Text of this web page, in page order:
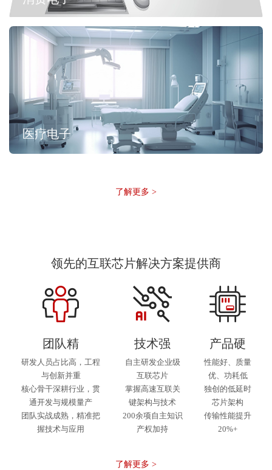
医疗电子
了解更多 >
领先的互联芯片解决方案提供商
团队精
研发人员占比高，工程
与创新并重
核心骨干深耕行业，贯
通开发与规模量产
团队实战成熟，精准把
握技术与应用
技术强
自主研发企业级
互联芯片
掌握高速互联关
键架构与技术
200余项自主知识
产权加持
产品硬
性能好、质量
优、功耗低
独创的低延时
芯片架构
传输性能提升
20%+
了解更多 >